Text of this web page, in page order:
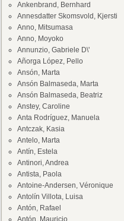
Ankenbrand, Bernhard
Annesdatter Skomsvold, Kjersti
Anno, Mitsumasa
Anno, Moyoko
Annunzio, Gabriele D\'
Añorga López, Pello
Ansón, Marta
Ansón Balmaseda, Marta
Ansón Balmaseda, Beatriz
Anstey, Caroline
Anta Rodríguez, Manuela
Antczak, Kasia
Antelo, Marta
Antín, Estela
Antinori, Andrea
Antista, Paola
Antoine-Andersen, Véronique
Antolín Villota, Luisa
Antón, Rafael
Antón, Mauricio